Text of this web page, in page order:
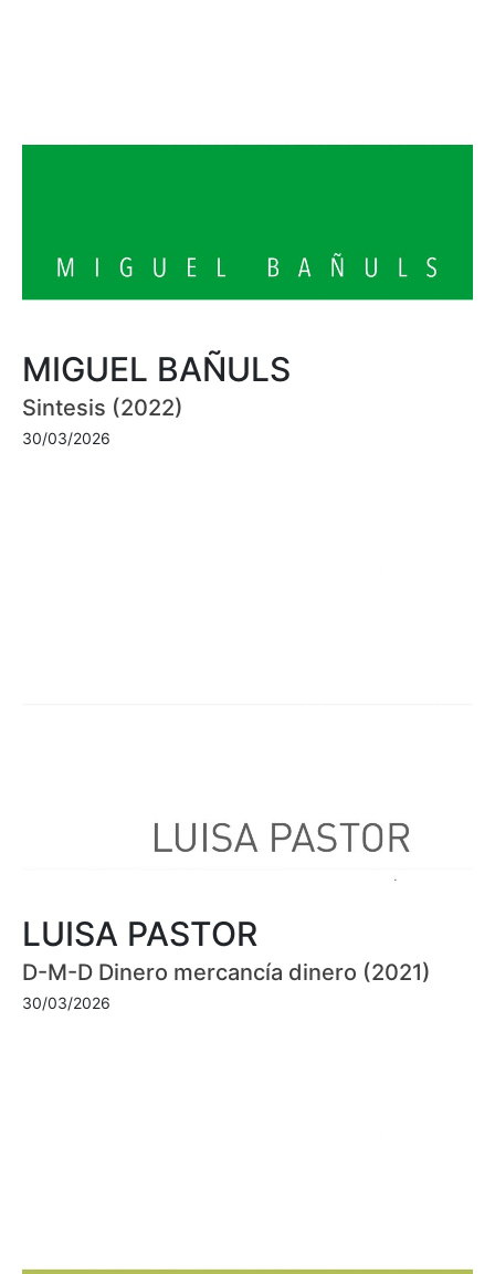
MIGUEL BAÑULS
Sintesis (2022)
30/03/2026
LUISA PASTOR
D-M-D Dinero mercancía dinero (2021)
30/03/2026